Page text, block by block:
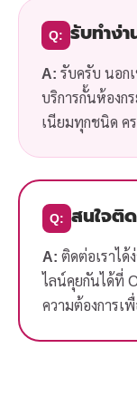
Q: รับทำง่
A: รับครับ นอก
บริการกั้นห้องก
เนียมทุกชนิด ค
Q: สนใจติ
A: ติดต่อเราไ
ไลน์คุยกันได้ที่
ความต้องการเ